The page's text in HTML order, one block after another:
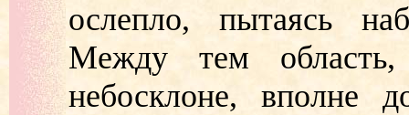
ослепло, пытаясь
Между тем
небосклоне, вполне